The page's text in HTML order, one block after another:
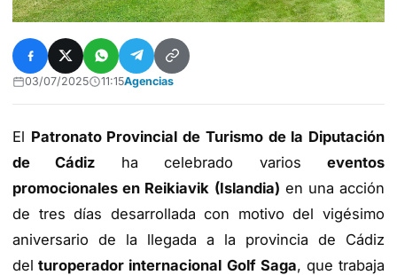
03/07/2025 11:15Agencias
El Patronato Provincial de Turismo de la Diputación
de Cádiz ha celebrado varioseventos
promocionales en Reikiavik (Islandia) en una acción
de tres días desarrollada con motivo del vigésimo
aniversario de la llegada a la provincia de Cádiz
del turoperador internacional Golf Saga, que trabaja